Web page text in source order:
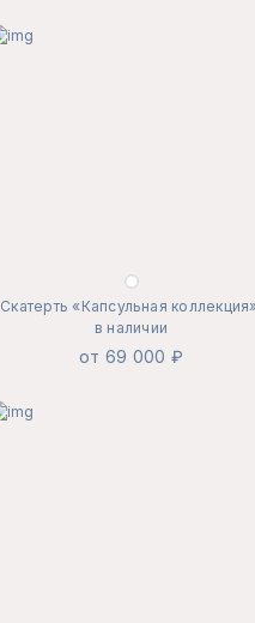
Скатерть «Капсульная
в наличии
от 69 000 ₽